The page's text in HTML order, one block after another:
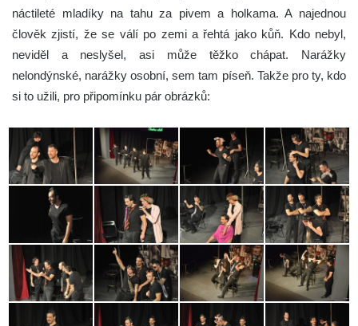
náctileté mladíky na tahu za pivem a holkama. A najednou
člověk zjistí, že se válí po zemi a řehtá jako kůň. Kdo nebyl,
neviděl a neslyšel, asi může těžko chápat. Narážky
nelondýnské, narážky osobní, sem tam píseň. Takže pro ty, kdo
si to užili, pro připomínku pár obrázků: